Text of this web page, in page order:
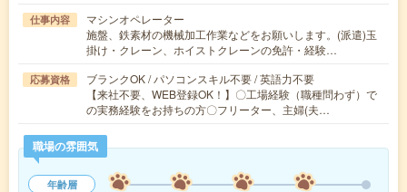
仕事内容
マシンオペレーター
施盤、鉄素材の機械加工作業などをお願いします。(派遣)玉
掛け・クレーン、ホイストクレーンの免許・経験…
応募資格
ブランクOK / パソコンスキル不要 / 英語力不要
【来社不要、WEB登録OK！】〇工場経験（職種問わず）で
の実務経験をお持ちの方〇フリーター、主婦(夫…
職場の雰囲気
年齢層